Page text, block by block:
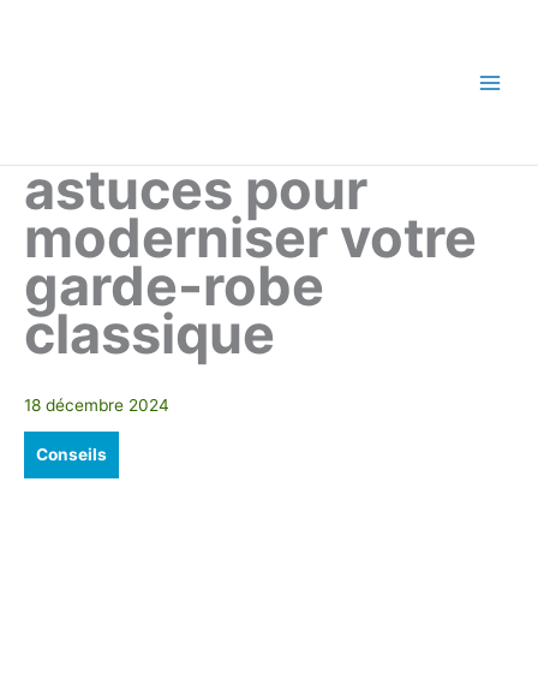
astuces pour
moderniser votre
garde-robe
classique
18 décembre 2024
Conseils